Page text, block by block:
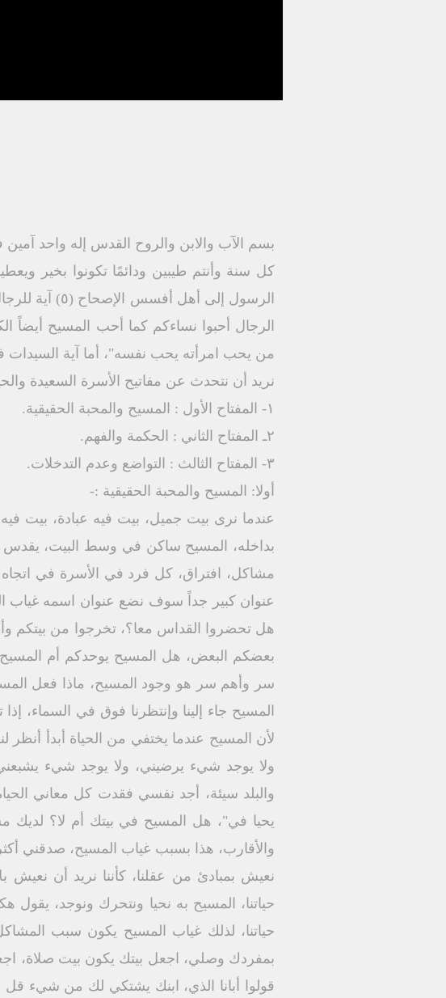
بسم الآب والابن والروح القدس إله واحد آمين
كل سنة وأنتم طيبين ودائمًا تكونوا بخير
الرسول إلى
الرجال أحبوا نساءكم كما أحب المسيح أيضاً
من يحب امرأته يحب نفسه"، أما آية السيدات
نريد أن نتحدث عن مفاتيح الأسرة السعيدة
١- المفتاح الأول : المسيح والمحبة الحقيقية.
٢ـ المفتاح الثاني : الحكمة والفهم.
٣- المفتاح الثالث : التواضع وعدم التدخلات.
أولا: المسيح والمحبة الحقيقية :-
عندما نرى بيت جميل، بيت فيه عبادة، بيت
بداخله، المسيح ساكن في وسط البيت، يقدس
مشاكل، افتراق، كل فرد في الأسرة في
عنوان كبير جداً سوف نضع عنوان اسمه غياب
هل تحضروا القداس معا؟، تخرجوا من بيتكم
بعضكم البعض، هل المسيح يوحدكم أم
سر وأهم سر هو وجود المسيح، ماذا فعل
المسيح جاء إلينا وإنتظرنا فوق في السماء،
لأن المسيح عندما يختفي من الحياة أبدأ
ولا يوجد شيء يرضيني، ولا يوجد شيء
والبلد سيئة، أجد نفسي فقدت كل معاني
يحيا في"، هل المسيح في بيتك أم لا؟ لديك
والأقارب، هذا بسبب غياب المسيح، صدقني
نعيش بمبادئ من عقلنا، كأننا نريد أن
حياتنا، المسيح به نحيا ونتحرك ونوجد،
حياتنا، لذلك غياب المسيح يكون سبب
بمفردك وصلي، اجعل بيتك يكون بيت صلاة،
قولوا أبانا الذي، ابنك يشتكي لك من شيء قل